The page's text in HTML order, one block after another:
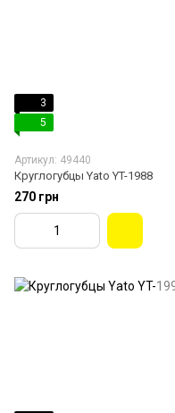
3
5
Артикул: 49440
Круглогубцы Yato YT-1988
270 грн